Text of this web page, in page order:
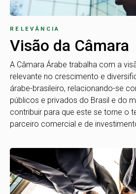
RELEVÂNCIA
Visão da Câmara
A Câmara Árabe trabalha com a
relevante no crescimento e
árabe-brasileiro, relacionando-se
públicos e privados do Brasil e do
contribuir para que este se torne o
parceiro comercial e de